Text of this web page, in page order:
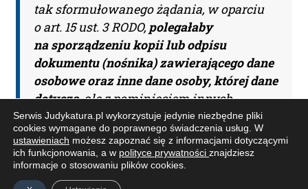
tak sformułowanego żądania, w oparciu
o art. 15 ust. 3 RODO, polegałaby
na sporządzeniu kopii lub odpisu
dokumentu (nośnika) zawierającego dane
osobowe oraz inne dane osoby, której dane
dotyczą, ale z pominięciem innych
informacji, niebędących danymi
osobowymi osoby, która złożyła wniosek,
znajdującymi się w tym nośniku, jak
i poprzez podanie uprawnionemu treści
Serwis Judykatura.pl wykorzystuje jedynie niezbędne pliki
cookies wymagane do poprawnego świadczenia usług. W
ustawieniach możesz zapoznać się z informacjami dotyczącymi
ich funkcjonowania, a w polityce prywatności znajdziesz
informacje o stosowaniu plików cookies.